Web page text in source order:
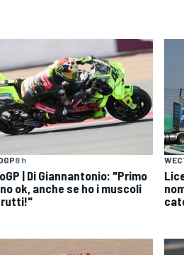
8 h
| Di Giannantonio: "Primo
ok, anche se ho i muscoli
WEC